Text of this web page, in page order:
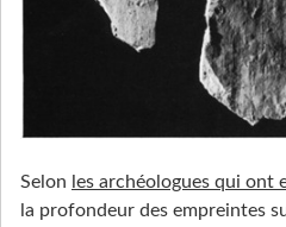
Selon les archéologues qui ont
la profondeur des empreintes